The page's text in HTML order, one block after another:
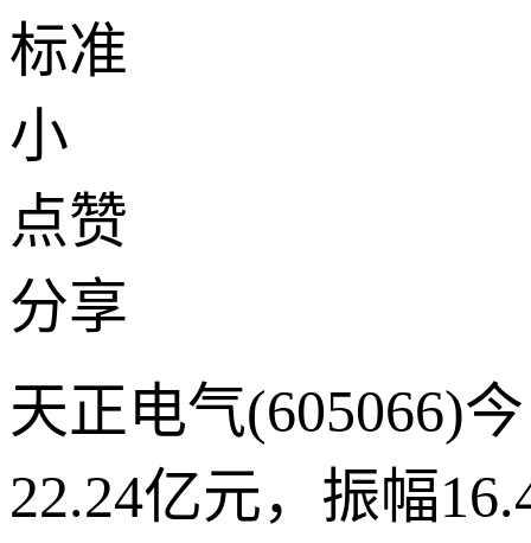
标准
小
点赞
分享
天正电气(605066)
22.24亿元，振幅